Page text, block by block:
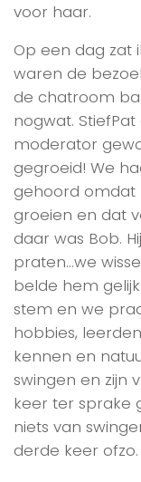
voor haar.
Op een dag zat
waren de
de chatroom
nogwat.
moderator
gegroeid! We
gehoord omdat
groeien en dat
daar was Bob.
praten…we
belde hem
stem en we
hobbies,
kennen en
swingen en zijn
keer ter sprake
niets van
derde keer ofzo.